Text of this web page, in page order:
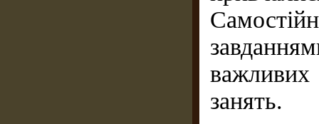
важливих
занять.